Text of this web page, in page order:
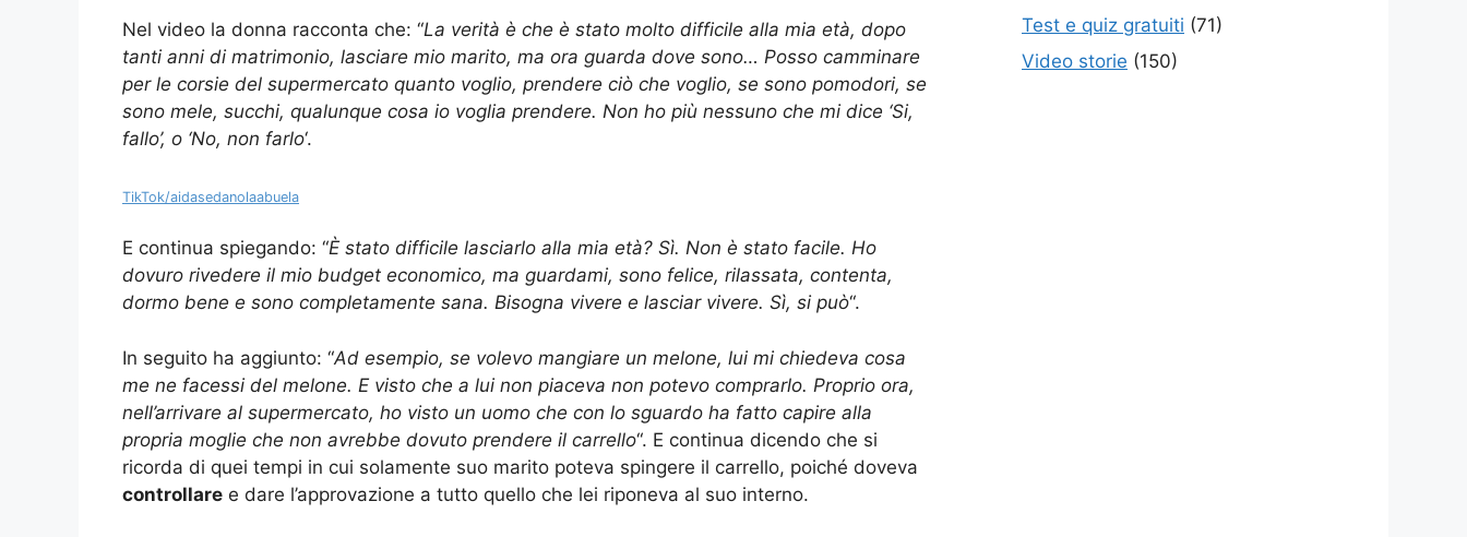
Nel video la donna racconta che: “La verità è che è stato molto difficile alla mia età, dopo
tanti anni di matrimonio, lasciare mio marito, ma ora guarda dove sono… Posso camminare
per le corsie del supermercato quanto voglio, prendere ciò che voglio, se sono pomodori, se
sono mele, succhi, qualunque cosa io voglia prendere. Non ho più nessuno che mi dice ‘Si,
fallo’, o ‘No, non farlo‘.
TikTok/aidasedanolaabuela
E continua spiegando: “È stato difficile lasciarlo alla mia età? Sì. Non è stato facile. Ho
dovuro rivedere il mio budget economico, ma guardami, sono felice, rilassata, contenta,
dormo bene e sono completamente sana. Bisogna vivere e lasciar vivere. Sì, si può“.
In seguito ha aggiunto: “Ad esempio, se volevo mangiare un melone, lui mi chiedeva cosa
me ne facessi del melone. E visto che a lui non piaceva non potevo comprarlo. Proprio ora,
nell’arrivare al supermercato, ho visto un uomo che con lo sguardo ha fatto capire alla
propria moglie che non avrebbe dovuto prendere il carrello“. E continua dicendo che si
ricorda di quei tempi in cui solamente suo marito poteva spingere il carrello, poiché doveva
controllare e dare l’approvazione a tutto quello che lei riponeva al suo interno.
Test e quiz gratuiti (71)
Video storie (150)